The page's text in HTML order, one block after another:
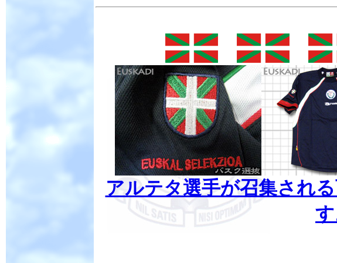
アルテタ選手が召集され
す